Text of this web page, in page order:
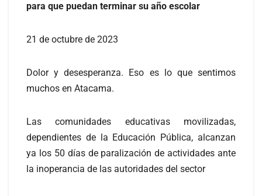
para que puedan terminar su año escolar
21 de octubre de 2023
Dolor y desesperanza. Eso es lo que sentimos
muchos en Atacama.
Las comunidades educativas movilizadas,
dependientes de la Educación Pública, alcanzan
ya los 50 días de paralización de actividades ante
la inoperancia de las autoridades del sector